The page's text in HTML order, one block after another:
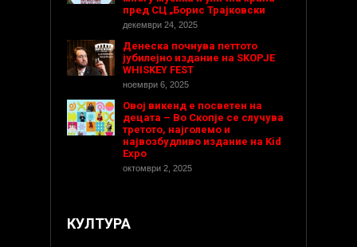
пред СЦ „Борис Трајковски
декември 24, 2025
Денеска почнува петтото
јубилејно издание на SKOPJE
WHISKEY FEST
ноември 6, 2025
Овој викенд е посветен на
децата – Во Скопје се случува
третото, најголемо и
највозбудливо издание на Kid
Expo
октомври 2, 2025
КУЛТУРА